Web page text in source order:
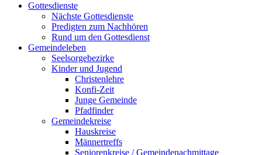
Gottesdienste
Nächste Gottesdienste
Predigten zum Nachhören
Rund um den Gottesdienst
Gemeindeleben
Seelsorgebezirke
Kinder und Jugend
Christenlehre
Konfi-Zeit
Junge Gemeinde
Pfadfinder
Gemeindekreise
Hauskreise
Männertreffs
Seniorenkreise / Gemeindenachmittage